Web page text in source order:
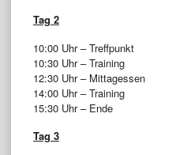
Tag 2
10:00 Uhr – Treffpunkt
10:30 Uhr – Training
12:30 Uhr – Mittagessen
14:00 Uhr – Training
15:30 Uhr – Ende
Tag 3